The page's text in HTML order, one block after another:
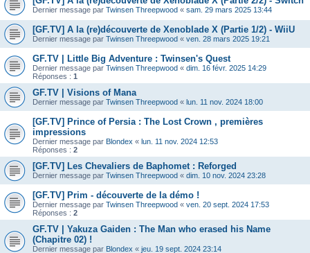
Dernier message par Twinsen Threepwood « sam. 29 mars 2025 13:44
[GF.TV] A la (re)découverte de Xenoblade X (Partie 1/2) - WiiU
Dernier message par Twinsen Threepwood « ven. 28 mars 2025 19:21
GF.TV | Little Big Adventure : Twinsen's Quest
Dernier message par Twinsen Threepwood « dim. 16 févr. 2025 14:29
Réponses : 1
GF.TV | Visions of Mana
Dernier message par Twinsen Threepwood « lun. 11 nov. 2024 18:00
[GF.TV] Prince of Persia : The Lost Crown , premières
impressions
Dernier message par Blondex « lun. 11 nov. 2024 12:53
Réponses : 2
[GF.TV] Les Chevaliers de Baphomet : Reforged
Dernier message par Twinsen Threepwood « dim. 10 nov. 2024 23:28
[GF.TV] Prim - découverte de la démo !
Dernier message par Twinsen Threepwood « ven. 20 sept. 2024 17:53
Réponses : 2
GF.TV | Yakuza Gaiden : The Man who erased his Name
(Chapitre 02) !
Dernier message par Blondex « jeu. 19 sept. 2024 23:14